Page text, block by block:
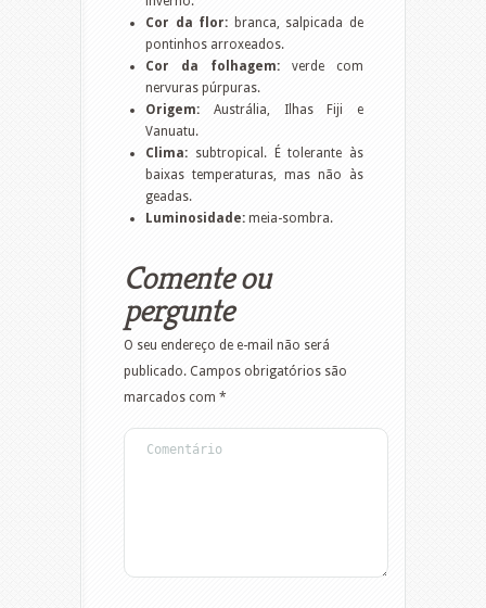
Cor da flor: branca, salpicada de
pontinhos arroxeados.
Cor da folhagem: verde com
nervuras púrpuras.
Origem: Austrália, Ilhas Fiji e
Vanuatu.
Clima: subtropical. É tolerante às
baixas temperaturas, mas não às
geadas.
Luminosidade: meia-sombra.
Comente ou
pergunte
O seu endereço de e-mail não será
publicado. Campos obrigatórios são
marcados com *